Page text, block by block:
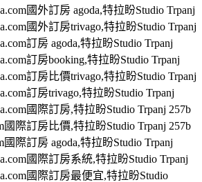
國外訂房 agoda,特拉盼Studio Trpanj
國外訂房trivago,特拉盼Studio Trpanj
訂房 agoda,特拉盼Studio Trpanj
訂房booking,特拉盼Studio Trpanj
訂房比價trivago,特拉盼Studio Trpanj
訂房trivago,特拉盼Studio Trpanj
國際訂房,特拉盼Studio Trpanj 257b
際訂房比價,特拉盼Studio Trpanj 257b
際訂房 agoda,特拉盼Studio Trpanj
國際訂房系統,特拉盼Studio Trpanj
國際訂房最便宜,特拉盼Studio